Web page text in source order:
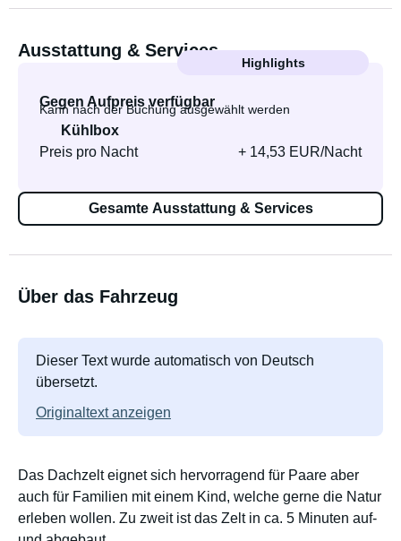
Ausstattung & Services
Highlights
Gegen Aufpreis verfügbar
Kann nach der Buchung ausgewählt werden
Kühlbox
Preis pro Nacht
+ 14,53 EUR/Nacht
Gesamte Ausstattung & Services
Über das Fahrzeug
Dieser Text wurde automatisch von Deutsch
übersetzt.
Originaltext anzeigen
Das Dachzelt eignet sich hervorragend für Paare aber
auch für Familien mit einem Kind, welche gerne die Natur
erleben wollen. Zu zweit ist das Zelt in ca. 5 Minuten auf-